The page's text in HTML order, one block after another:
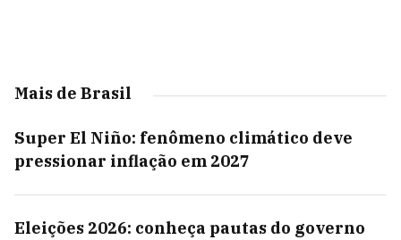
Mais de Brasil
Super El Niño: fenômeno climático deve
pressionar inflação em 2027
Eleições 2026: conheça pautas do governo